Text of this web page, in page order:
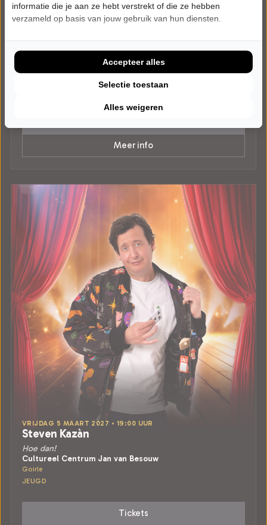
Back to the Country
Back to the Country - Part Sixteen
Cultureel Centrum Jan van Besouw
Meer info
VRIJDAG 5 MAART 2027 • 19:00 UUR
Steven Kazàn
Hoe dan!
Cultureel Centrum Jan van Besouw
Goirle
JEUGD
Tickets
informatie die je aan ze hebt verstrekt of die ze hebben
verzameld op basis van jouw gebruik van hun diensten.
Alles weigeren
Selectie toestaan
Accepteer alles